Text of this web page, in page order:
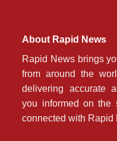
About Rapid News
Rapid News brings
from around the
delivering accurate
you informed on the
connected with Rapid